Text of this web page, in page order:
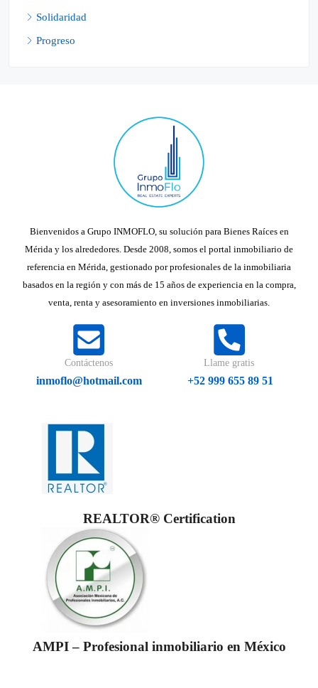
Solidaridad
Progreso
Bienvenidos a Grupo INMOFLO, su solución para Bienes Raíces en
Mérida y los alrededores. Desde 2008, somos el portal inmobiliario de
referencia en Mérida, gestionado por profesionales de la inmobiliaria
basados en la región y con más de 15 años de experiencia en la compra,
venta, renta y asesoramiento en inversiones inmobiliarias.
Contáctenos
inmoflo@hotmail.com
Llame gratis
+52 999 655 89 51
REALTOR® Certification
AMPI – Profesional inmobiliario en México